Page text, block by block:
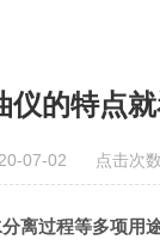
仪的特点
07-02 点击次
离过程等多项用途